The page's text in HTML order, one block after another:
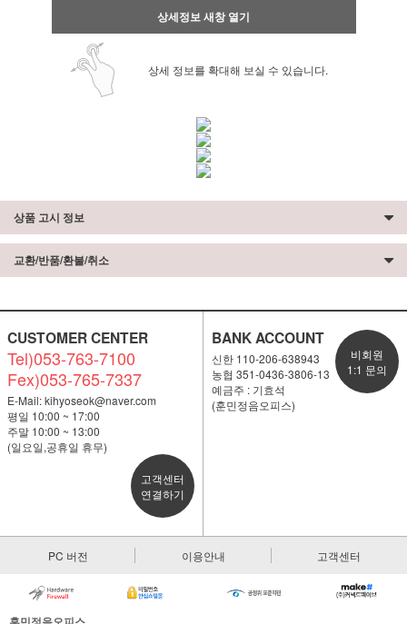
상세정보 새창 열기
상세 정보를 확대해 보실 수 있습니다.
상품 고시 정보
교환/반품/환불/취소
CUSTOMER CENTER
Tel)053-763-7100
Fex)053-765-7337
E-Mail:kihyoseok@naver.com
평일 10:00 ~ 17:00
주말 10:00 ~ 13:00
(일요일,공휴일 휴무)
고객센터
연결하기
BANK ACCOUNT
신한 110-206-638943
농협 351-0436-3806-13
예금주 : 기효석
(훈민정음오피스)
비회원
1:1 문의
PC 버전 이용안내 고객센터